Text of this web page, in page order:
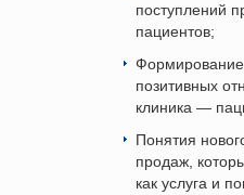
поступлений
пациентов;
позитивных
клиника —
Понятия
продаж,
как услуга и